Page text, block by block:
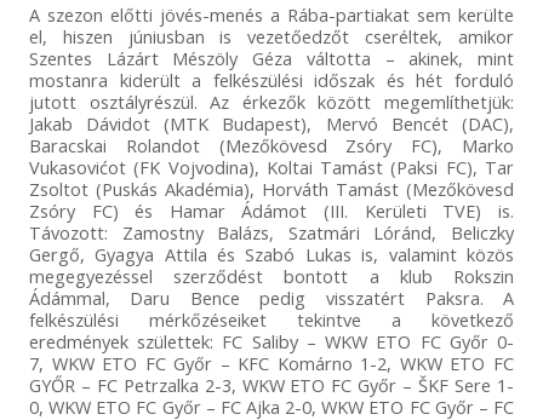
A szezon előtti jövés-menés a Rába-partiakat sem kerülte
el, hiszen júniusban is vezetőedzőt cseréltek, amikor
Szentes Lázárt Mészöly Géza váltotta – akinek, mint
mostanra kiderült a felkészülési időszak és hét forduló
jutott osztályrészül. Az érkezők között megemlíthetjük:
Jakab Dávidot (MTK Budapest), Mervó Bencét (DAC),
Baracskai Rolandot (Mezőkövesd Zsóry FC), Marko
Vukasovićot (FK Vojvodina), Koltai Tamást (Paksi FC), Tar
Zsoltot (Puskás Akadémia), Horváth Tamást (Mezőkövesd
Zsóry FC) és Hamar Ádámot (III. Kerületi TVE) is.
Távozott: Zamostny Balázs, Szatmári Lóránd, Beliczky
Gergő, Gyagya Attila és Szabó Lukas is, valamint közös
megegyezéssel szerződést bontott a klub Rokszin
Ádámmal, Daru Bence pedig visszatért Paksra. A
felkészülési mérkőzéseiket tekintve a következő
eredmények születtek: FC Saliby – WKW ETO FC Győr 0-
7, WKW ETO FC Győr – KFC Komárno 1-2, WKW ETO FC
GYŐR – FC Petrzalka 2-3, WKW ETO FC Győr – ŠKF Sere 1-
0, WKW ETO FC Győr – FC Ajka 2-0, WKW ETO FC Győr – FC